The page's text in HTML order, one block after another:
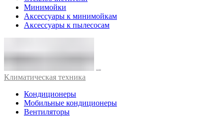
Минимойки
Аксессуары к минимойкам
Аксессуары к пылесосам
Климатическая техника
Кондиционеры
Мобильные кондиционеры
Вентиляторы